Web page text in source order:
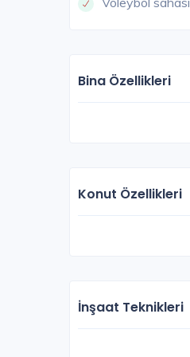
Bina Özellikleri
Konut Özellikleri
İnşaat Teknikleri